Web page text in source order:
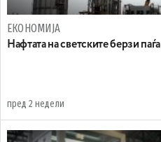
ЕКОНОМИЈА
Нафтата на светските берзи паѓа
пред 2 недели